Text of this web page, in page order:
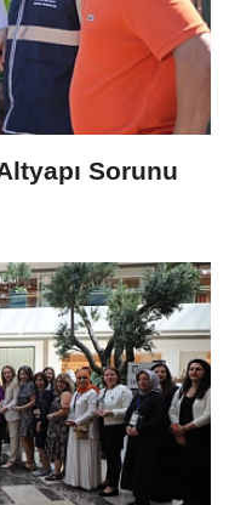
Sorunu